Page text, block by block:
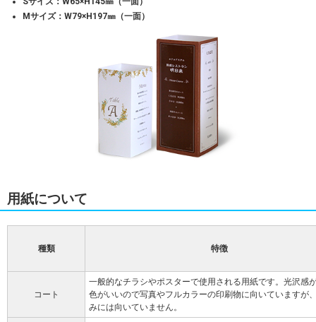
Mサイズ：W79×H197㎜（一面）
用紙について
種類 特徴
コート
一般的なチラシやポスターで使用される用紙です。光沢感
色がいいので写真やフルカラーの印刷物に向いていますが
みには向いていません。